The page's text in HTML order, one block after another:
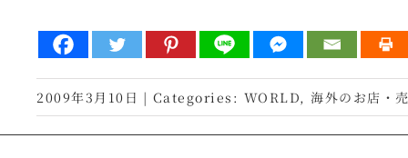
2009年3月10日 | Categories: WORLD,海外のお店・